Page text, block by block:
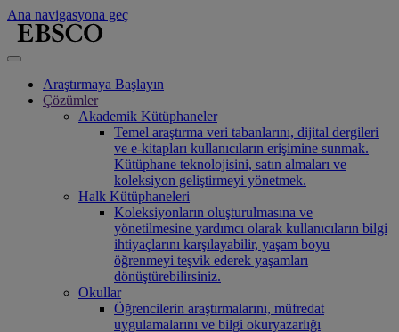
Ana navigasyona geç
Araştırmaya Başlayın
Çözümler
Akademik Kütüphaneler
Temel araştırma veri tabanlarını, dijital dergileri
ve e-kitapları kullanıcıların erişimine sunmak.
Kütüphane teknolojisini, satın almaları ve
koleksiyon geliştirmeyi yönetmek.
Halk Kütüphaneleri
Koleksiyonların oluşturulmasına ve
yönetilmesine yardımcı olarak kullanıcıların bilgi
ihtiyaçlarını karşılayabilir, yaşam boyu
öğrenmeyi teşvik ederek yaşamları
dönüştürebilirsiniz.
Okullar
Öğrencilerin araştırmalarını, müfredat
uygulamalarını ve bilgi okuryazarlığı